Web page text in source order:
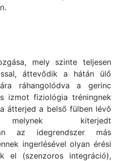
mely szinte teljesen
áttevődik a hátán ülő
ráhangolódva a gerinc
izmot fiziológia tréningnek
átterjed a belső fülben lévő
melynek kiterjedt
az idegrendszer más
ingerlésével olyan érési
el (szenzoros integráció),